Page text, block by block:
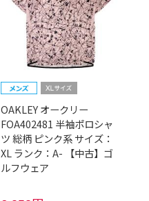
OAKLEY オークリー
FOA402481 半袖ポロシャ
ツ 総柄 ピンク系 サイズ：
XL ランク：A- 【中古】ゴ
ルフウェア